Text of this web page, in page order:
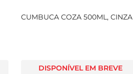
CUMBUCA COZA 500ML, CINZA
DISPONÍVEL EM BREVE